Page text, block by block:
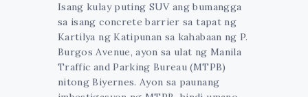
Isang kulay puting SUV ang bumangga
sa isang concrete barrier sa tapat ng
Kartilya ng Katipunan sa kahabaan ng P.
Burgos Avenue, ayon sa ulat ng Manila
Traffic and Parking Bureau (MTPB)
nitong Biyernes. Ayon sa paunang